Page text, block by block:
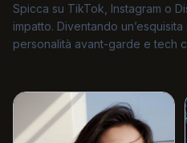
Spicca su TikTok, Instagram o
impatto. Diventando
personalità avant-garde e tech